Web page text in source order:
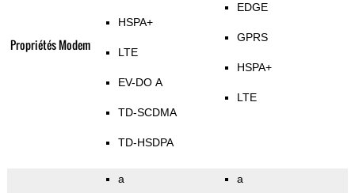
Propriétés Modem
HSPA+
LTE
EV-DO A
TD-SCDMA
TD-HSDPA
EDGE
GPRS
HSPA+
LTE
a a